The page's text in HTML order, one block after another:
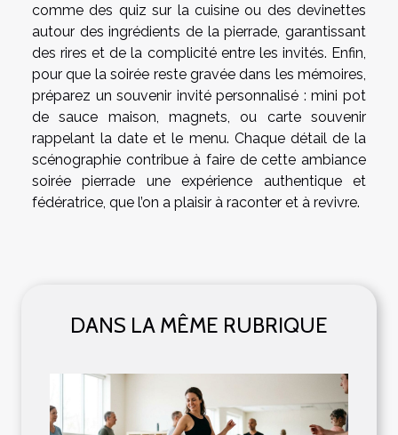
comme des quiz sur la cuisine ou des devinettes
autour des ingrédients de la pierrade, garantissant
des rires et de la complicité entre les invités. Enfin,
pour que la soirée reste gravée dans les mémoires,
préparez un souvenir invité personnalisé : mini pot
de sauce maison, magnets, ou carte souvenir
rappelant la date et le menu. Chaque détail de la
scénographie contribue à faire de cette ambiance
soirée pierrade une expérience authentique et
fédératrice, que l’on a plaisir à raconter et à revivre.
DANS LA MÊME RUBRIQUE